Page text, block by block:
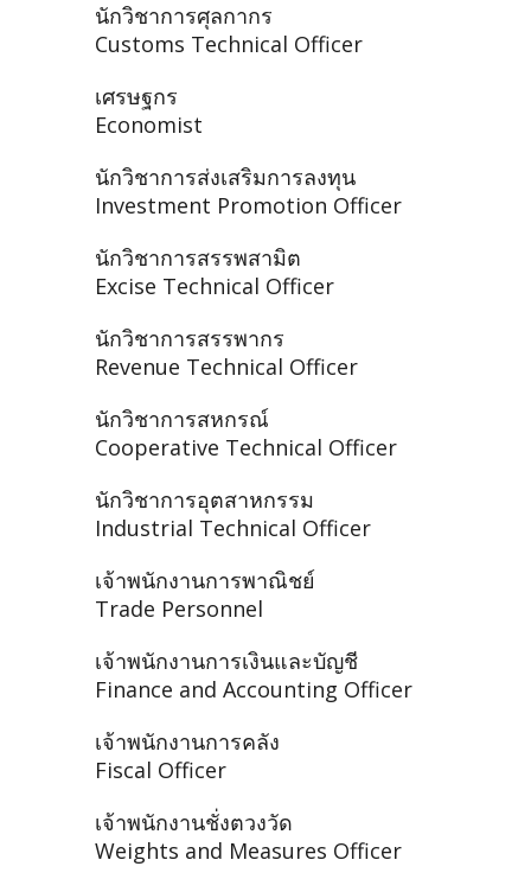
นักวิชาการศุลกากร
Customs Technical Officer
เศรษฐกร
Economist
นักวิชาการส่งเสริมการลงทุน
Investment Promotion Officer
นักวิชาการสรรพสามิต
Excise Technical Officer
นักวิชาการสรรพากร
Revenue Technical Officer
นักวิชาการสหกรณ์
Cooperative Technical Officer
นักวิชาการอุตสาหกรรม
Industrial Technical Officer
เจ้าพนักงานการพาณิชย์
Trade Personnel
เจ้าพนักงานการเงินและบัญชี
Finance and Accounting Officer
เจ้าพนักงานการคลัง
Fiscal Officer
เจ้าพนักงานชั่งตวงวัด
Weights and Measures Officer